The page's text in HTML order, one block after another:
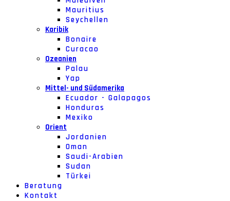
Mauritius
Seychellen
Karibik
Bonaire
Curacao
Ozeanien
Palau
Yap
Mittel- und Südamerika
Ecuador - Galapagos
Honduras
Mexiko
Orient
Jordanien
Oman
Saudi-Arabien
Sudan
Türkei
Beratung
Kontakt